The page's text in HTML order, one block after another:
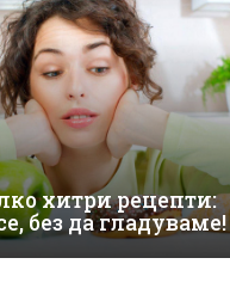
хитри рецепти:
без да гладуваме!